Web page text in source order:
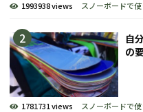
1993938 views スノーボードで
自
の
1781731 views スノーボードで